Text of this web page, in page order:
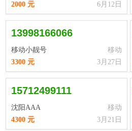
6月12日
2000 元
13998166066
移动小靓号
移动
3月27日
3300 元
15712499111
沈阳AAA
移动
3月21日
4300 元